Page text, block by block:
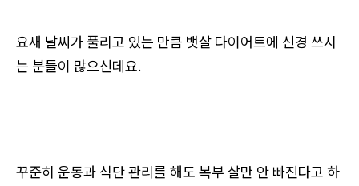
요새 날씨가 풀리고 있는 만큼 뱃살 다이어트에 신경 쓰시
는 분들이 많으신데요.
꾸준히 운동과 식단 관리를 해도 복부 살만 안 빠진다고 하